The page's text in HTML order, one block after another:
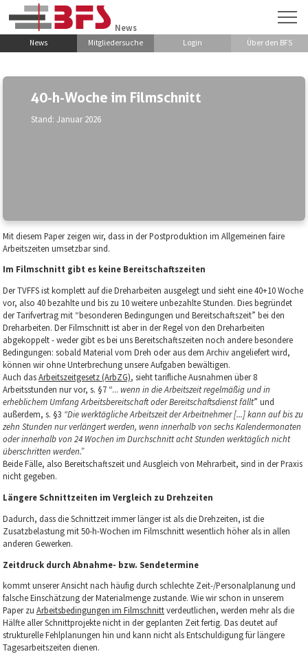
Zum Hauptinhalt springen
News
News Mitgliedersuche Login Über den BFS
40-h-Woche im Filmschnitt
Stand: Januar 2026
Mit diesem Paper zeigen wir, dass in der Postproduktion im Allgemeinen faire
Arbeitszeiten umsetzbar sind.
Im Filmschnitt gibt es keine Bereitschaftszeiten
Der TVFFS ist komplett auf die Dreharbeiten ausgelegt und sieht eine 40+10 Woche
vor, also 40 bezahlte und bis zu 10 weitere unbezahlte Stunden. Dies begründet
der Tarifvertrag mit “besonderen Bedingungen und Bereitschaftszeit” bei den
Dreharbeiten. Der Filmschnitt ist aber in der Regel von den Dreharbeiten
abgekoppelt - weder gibt es bei uns Bereitschaftszeiten noch andere besondere
Bedingungen: sobald Material vom Dreh oder aus dem Archiv angeliefert wird,
können wir ohne Unterbrechung unsere Aufgaben bewältigen.
Auch dasArbeitszeitgesetz (ArbZG), sieht tarifliche Ausnahmen über 8
Arbeitsstunden nur vor, s. §7 “... wenn in die Arbeitszeit regelmäßig und in
erheblichem Umfang Arbeitsbereitschaft oder Bereitschaftsdienst fällt” und
außerdem, s. §3 “Die werktägliche Arbeitszeit der Arbeitnehmer [...] kann auf bis zu
zehn Stunden nur verlängert werden, wenn innerhalb von sechs Kalendermonaten
oder innerhalb von 24 Wochen im Durchschnitt acht Stunden werktäglich nicht
überschritten werden.”
Beide Fälle, also Bereitschaftszeit und Ausgleich von Mehrarbeit, sind in der Praxis
nicht gegeben.
Längere Schnittzeiten im Vergleich zu Drehzeiten
Dadurch, dass die Schnittzeit immer länger ist als die Drehzeiten, ist die
Zusatzbelastung mit 50-h-Wochen im Filmschnitt wesentlich höher als in allen
anderen Gewerken.
Zeitdruck durch Abnahme- bzw. Sendetermine
kommt unserer Ansicht nach häufig durch schlechte Zeit-/Personalplanung und
falsche Einschätzung der Materialmenge zustande. Wie wir schon in unserem
Paper zu Arbeitsbedingungen im Filmschnittverdeutlichen, werden mehr als die
Hälfte aller Schnittprojekte nicht in der geplanten Zeit fertig. Das deutet auf
strukturelle Fehlplanungen hin und kann nicht als Entschuldigung für längere
Tagesarbeitszeiten dienen.